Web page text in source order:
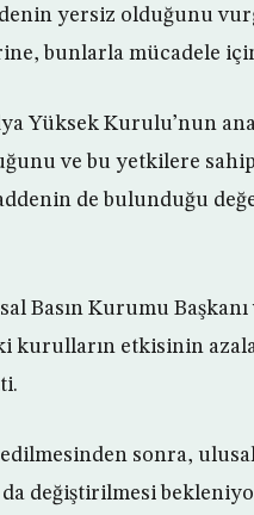
yersiz olduğunu
bunlarla mücadele
Yüksek Kurulu’nun
ve bu yetkilere
de bulunduğu
Basın Kurumu
kurulların etkisinin
sonra,
değiştirilmesi